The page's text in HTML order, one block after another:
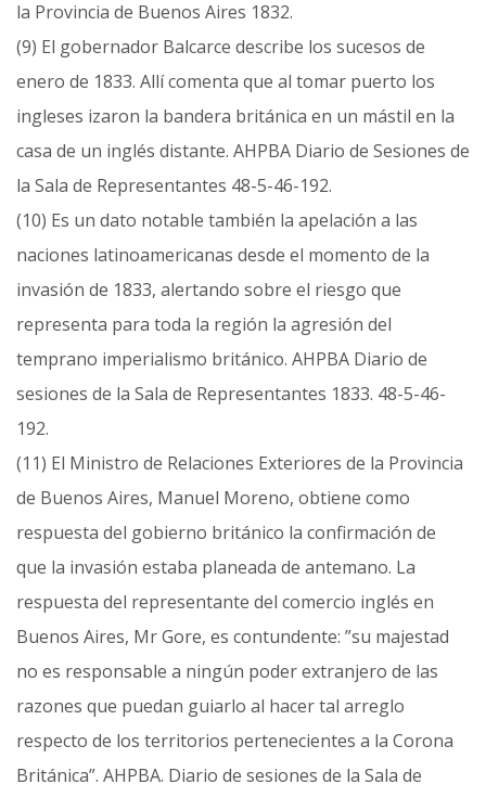
la Provincia de Buenos Aires 1832.
(9) El gobernador Balcarce describe los sucesos de
enero de 1833. Allí comenta que al tomar puerto los
ingleses izaron la bandera británica en un mástil en la
casa de un inglés distante. AHPBA Diario de Sesiones de
la Sala de Representantes 48-5-46-192.
(10) Es un dato notable también la apelación a las
naciones latinoamericanas desde el momento de la
invasión de 1833, alertando sobre el riesgo que
representa para toda la región la agresión del
temprano imperialismo británico. AHPBA Diario de
sesiones de la Sala de Representantes 1833. 48-5-46-
192.
(11) El Ministro de Relaciones Exteriores de la Provincia
de Buenos Aires, Manuel Moreno, obtiene como
respuesta del gobierno británico la confirmación de
que la invasión estaba planeada de antemano. La
respuesta del representante del comercio inglés en
Buenos Aires, Mr Gore, es contundente: ”su majestad
no es responsable a ningún poder extranjero de las
razones que puedan guiarlo al hacer tal arreglo
respecto de los territorios pertenecientes a la Corona
Británica”. AHPBA. Diario de sesiones de la Sala de